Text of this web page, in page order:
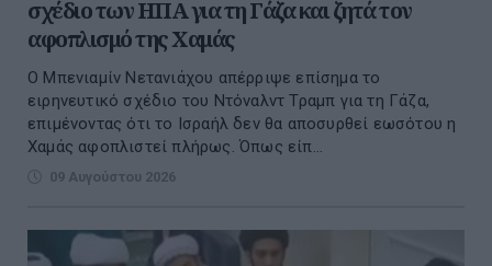
σχέδιο των ΗΠΑ για τη Γάζα και ζητά τον
αφοπλισμό της Χαμάς
Ο Μπενιαμίν Νετανιάχου απέρριψε επίσημα το
ειρηνευτικό σχέδιο του Ντόναλντ Τραμπ για τη Γάζα,
επιμένοντας ότι το Ισραήλ δεν θα αποσυρθεί εωσότου η
Χαμάς αφοπλιστεί πλήρως. Όπως είπ...
09 Αυγούστου 2026